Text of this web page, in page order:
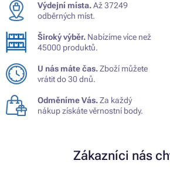
Výdejní místa.Až 37249
odběrných míst.
Široký výběr. Nabízíme více než
45000 produktů.
U nás máte čas.Zboží můžete
vrátit do 30 dnů.
Odměníme Vás.Za každý
nákup získáte věrnostní body.
Zákazníci nás